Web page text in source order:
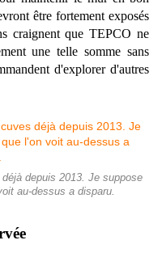
être fortement exposés
craignent que TEPCO ne
une telle somme sans
d'explorer d'autres
depuis 2013. Je suppose
au-dessus a disparu.